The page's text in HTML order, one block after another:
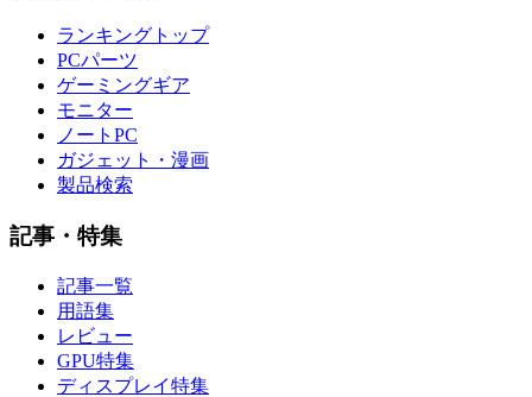
ランキングトップ
PCパーツ
ゲーミングギア
モニター
ノートPC
ガジェット・漫画
製品検索
記事・特集
記事一覧
用語集
レビュー
GPU特集
ディスプレイ特集